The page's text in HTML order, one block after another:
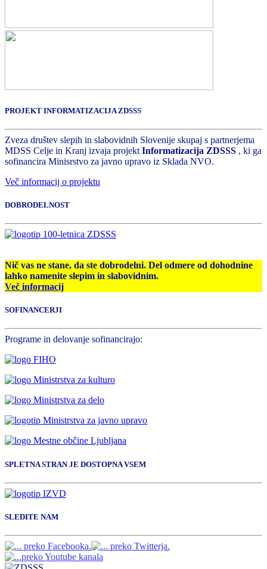
PROJEKT INFORMATIZACIJA ZDSSS
Zveza društev slepih in slabovidnih Slovenije skupaj s partnerjema
MDSS Celje in Kranj izvaja projekt Informatizacija ZDSSS , ki ga
sofinancira Minisrstvo za javno upravo iz Sklada NVO.
Več informacij o projektu
DOBRODELNOST
Nič vas ne stane, da ste dobrodelni. Del odmere od dohodnine
lahko namenite slepim in slabovidnim.
Več informacij
SOFINANCERJI
Programe in delovanje sofinancirajo:
SPLETNA STRAN JE DOSTOPNA VSEM
SLEDITE NAM